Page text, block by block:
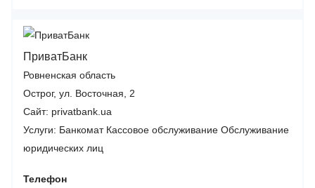
ПриватБанк
Ровненская область
Острог, ул. Восточная, 2
Сайт: privatbank.ua
Услуги: Банкомат Кассовое обслуживание Обслуживание
юридических лиц
Телефон